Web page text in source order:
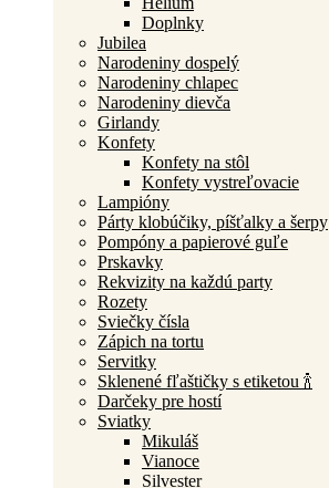
Doplnky
Jubilea
Narodeniny dospelý
Narodeniny chlapec
Narodeniny dievča
Girlandy
Konfety
Konfety na stôl
Konfety vystreľovacie
Lampióny
Párty klobúčiky, píšťalky a šerpy
Pompóny a papierové guľe
Prskavky
Rekvizity na každú party
Rozety
Sviečky čísla
Zápich na tortu
Servitky
Sklenené fľaštičky s etiketou 🍾
Darčeky pre hostí
Sviatky
Mikuláš
Vianoce
Silvester